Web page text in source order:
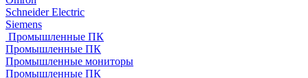
Schneider Electric
Siemens
Промышленные ПК
Промышленные ПК
Промышленные мониторы
Промышленные ПК